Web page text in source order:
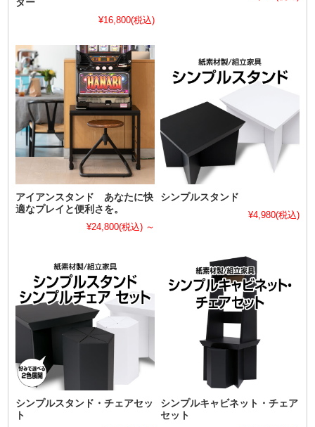
ター
¥16,800(税込)
アイアンスタンド あなたに快
適なプレイと便利さを。
¥24,800(税込) ～
シンプルスタンド
¥4,980(税込)
シンプルスタンド・チェアセッ
ト
シンプルキャビネット・チェア
セット